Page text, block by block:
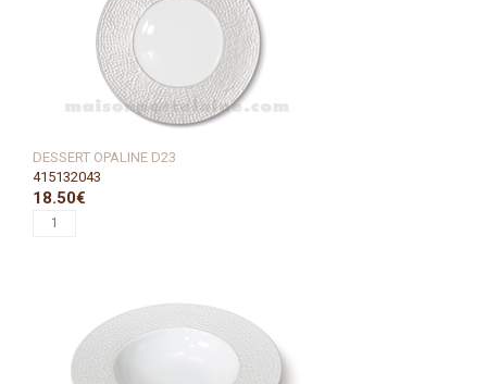
DESSERT OPALINE D23
415132043
18.50€